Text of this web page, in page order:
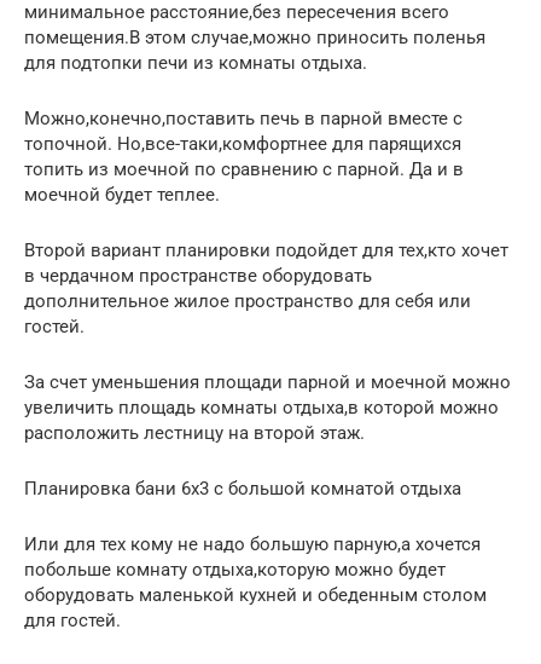
минимальное расстояние,без пересечения всего
помещения.В этом случае,можно приносить поленья
для подтопки печи из комнаты отдыха.
Можно,конечно,поставить печь в парной вместе с
топочной. Но,все-таки,комфортнее для парящихся
топить из моечной по сравнению с парной. Да и в
моечной будет теплее.
Второй вариант планировки подойдет для тех,кто хочет
в чердачном пространстве оборудовать
дополнительное жилое пространство для себя или
гостей.
За счет уменьшения площади парной и моечной можно
увеличить площадь комнаты отдыха,в которой можно
расположить лестницу на второй этаж.
Планировка бани 6х3 с большой комнатой отдыха
Или для тех кому не надо большую парную,а хочется
побольше комнату отдыха,которую можно будет
оборудовать маленькой кухней и обеденным столом
для гостей.